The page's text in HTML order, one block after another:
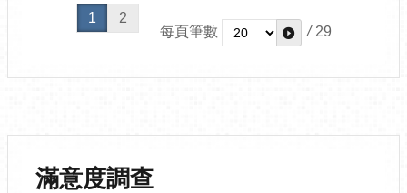
1
2
每頁筆數
/ 29
滿意度調查